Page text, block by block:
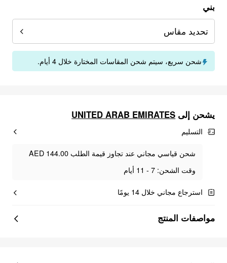
بني
تحديد مقاس
شحن سريع، سيتم شحن المقاسات المختارة خلال 4 أيام.
يشحن إلى UNITED ARAB EMIRATES
التسليم
شحن قياسي مجاني عند تجاوز قيمة الطلب AED 144.00
وقت الشحن: 7 - 11 أيام
استرجاع مجاني خلال 14 يومًا
مواصفات المنتج